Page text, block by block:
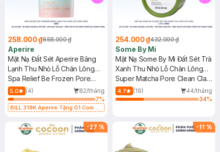
258.000 ₫658.000 ₫
Aperire
Mặt Nạ Đất Sét Aperire Băng
Lạnh Thu Nhỏ Lỗ Chân Lông
120g
Spa Relief Be Frozen Pore
Mask
5.0 (4)
82/tháng
7%
BILL 319K Aperire Tặng 01 Combo
Cấp Ẩm 30g (SL có hạn)
254.000 ₫432.000 ₫
Some By Mi
Mặt Nạ Some By Mi Đất Sét Trà
Xanh Thu Nhỏ Lỗ Chân Lông
100g
Super Matcha Pore Clean Clay
Mask
4.7 (19)
44/tháng
34%
-27 % -11 %